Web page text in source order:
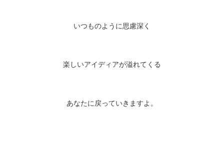
いつものように思慮深く
楽しいアイディアが溢れてくる
あなたに戻っていきますよ。